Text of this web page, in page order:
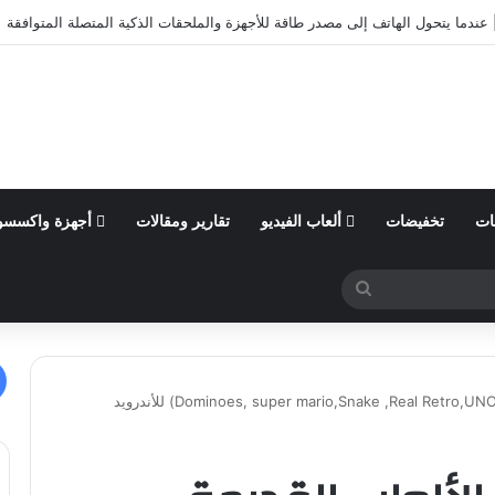
من السنة المالية 2026 وتؤكد توقعاتها المالية للعام
تخفيضات ألعاب الفيديو تقارير ومقالات أجهزة
عن